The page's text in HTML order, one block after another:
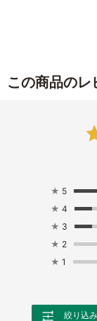
この商品のレ
★ 5
★ 4
★ 3
★ 2
★ 1
絞り込み